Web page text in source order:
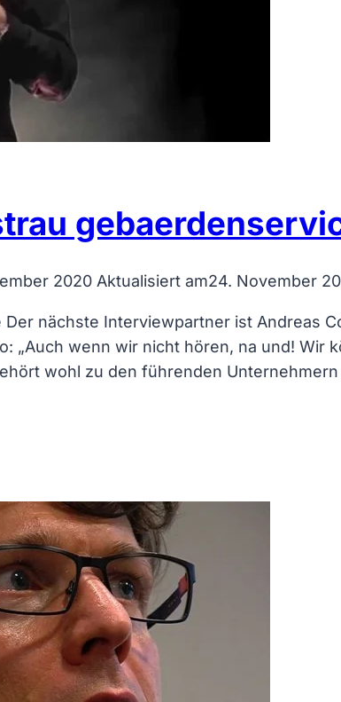
2020 Aktualisiert am24. November
nächste Interviewpartner ist Andreas
„Auch wenn wir nicht hören, na und! Wir
wohl zu den führenden